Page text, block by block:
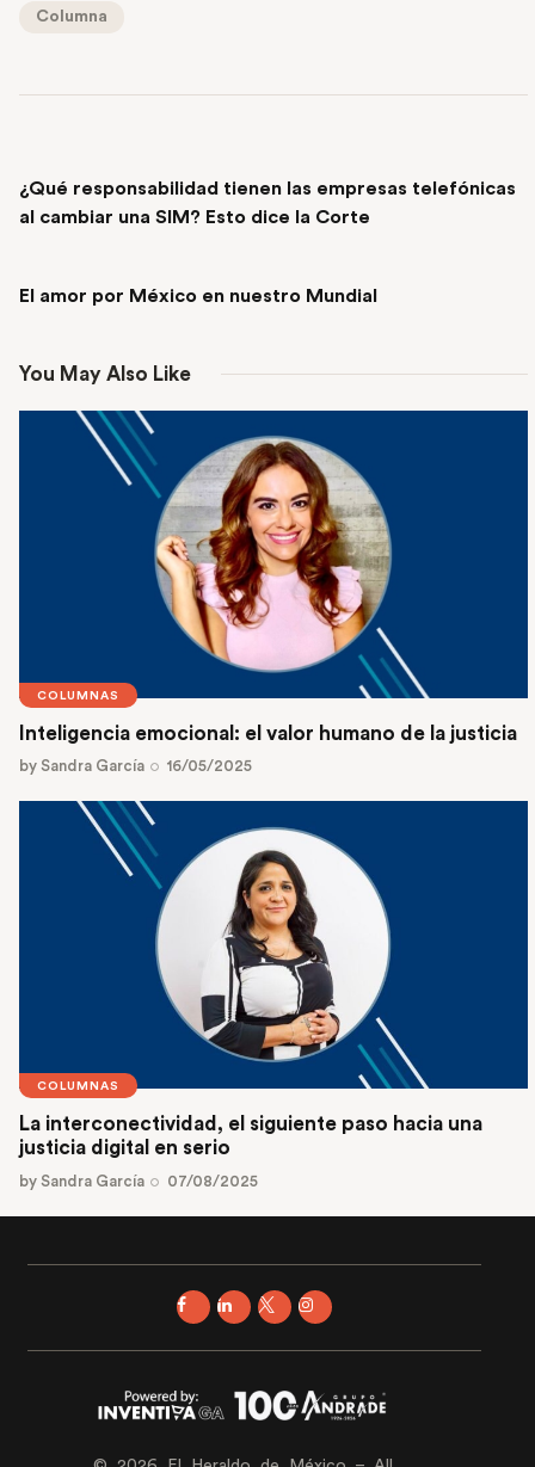
Columna
¿Qué responsabilidad tienen las empresas telefónicas
al cambiar una SIM? Esto dice la Corte
El amor por México en nuestro Mundial
You May Also Like
COLUMNAS
Inteligencia emocional: el valor humano de la justicia
by Sandra García 16/05/2025
COLUMNAS
La interconectividad, el siguiente paso hacia una
justicia digital en serio
by Sandra García 07/08/2025